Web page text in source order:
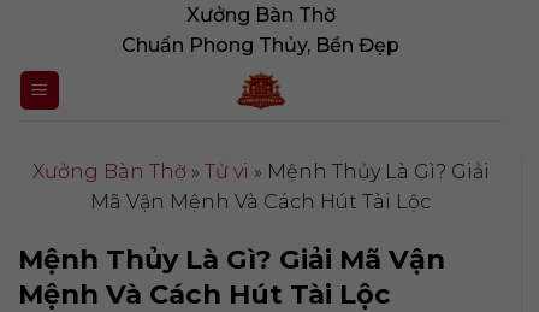
nội
dung
Xưởng Bàn Thờ
Chuẩn Phong Thủy, Bền Đẹp
Xưởng Bàn Thờ » Tử vi » Mệnh Thủy Là Gì? Giải
Mã Vận Mệnh Và Cách Hút Tài Lộc
Mệnh Thủy Là Gì? Giải Mã Vận
Mệnh Và Cách Hút Tài Lộc